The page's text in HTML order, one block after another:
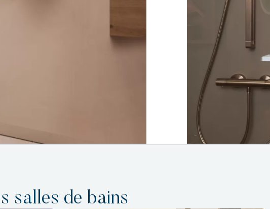
salles de bains